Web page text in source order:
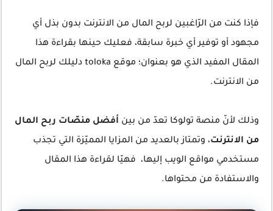
فإذا كنت من الرّاغبين لربح المال من الانترنت بدون بذل أي
مجهود أو توفير أي خبرة سابقة، فعليك حينها بقراءة هذا
المقال المفيد الذي هو بعنوان؛ موقع toloka دليلك لربح المال
من الانترنت.
وذلك لأنّ منصة تولوكا تعدّ من بين أفضل منصّات ربح المال
من الانترنت، وتمتاز بالعديد من المزايا المميّزة التي تجذب
مستخدمي مواقع الويب إليها، فهيّا لقراءة هذا المقال
والاستفادة من محتواها.